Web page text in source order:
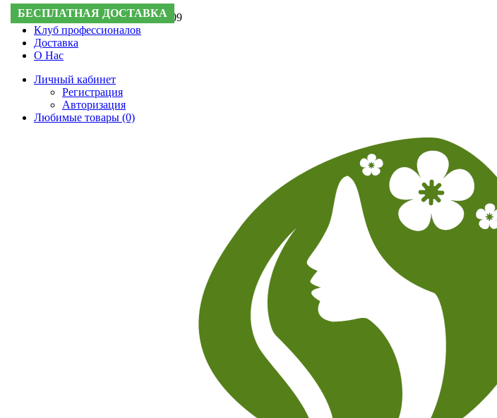
Поддержка: +7 (495) 505-50-09
Клуб профессионалов
Доставка
О Нас
Личный кабинет
Регистрация
Авторизация
Любимые товары (0)
БЕСПЛАТНАЯ ДОСТАВКА